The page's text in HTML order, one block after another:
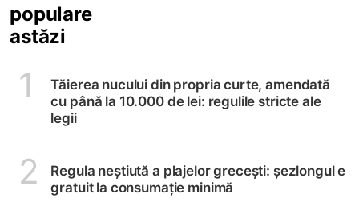
populare
astăzi
1
Tăierea nucului din propria curte, amendată
cu până la 10.000 de lei: regulile stricte ale
legii
2
Regula neștiută a plajelor grecești: șezlongul e
gratuit la consumație minimă